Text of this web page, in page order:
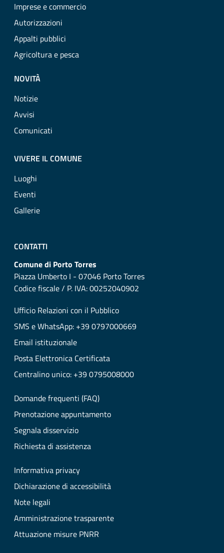
Imprese e commercio
Autorizzazioni
Appalti pubblici
Agricoltura e pesca
NOVITÀ
Notizie
Avvisi
Comunicati
VIVERE IL COMUNE
Luoghi
Eventi
Gallerie
CONTATTI
Comune di Porto Torres
Piazza Umberto I - 07046 Porto Torres
Codice fiscale / P. IVA: 00252040902
Ufficio Relazioni con il Pubblico
SMS e WhatsApp: +39 0797000669
Email istituzionale
Posta Elettronica Certificata
Centralino unico: +39 0795008000
Domande frequenti (FAQ)
Prenotazione appuntamento
Segnala disservizio
Richiesta di assistenza
Informativa privacy
Dichiarazione di accessibilità
Note legali
Amministrazione trasparente
Attuazione misure PNRR